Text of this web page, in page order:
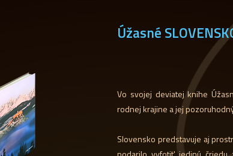
Úžasné
Vo svojej deviatej knihe
rodnej krajine a jej
Slovensko predstavuje aj